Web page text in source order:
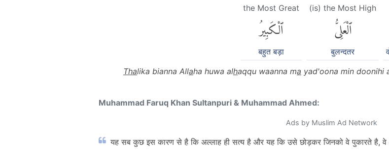
(is) the Most High
ٱلْعَلِىُّ
बुलन्दतर
the Most Great
ٱلْكَبِيرُ
बहुत बड़ा
Thalika bianna Allaha huwa alhaqqu waanna ma yad'oona min doonihi
Muhammad Faruq Khan Sultanpuri & Muhammad Ahmed:
Ads by Muslim Ad Network
यह सब कुछ इस कारण से है कि अल्लाह ही सत्य है और यह कि उसे छोड़कर जिनको वे पुकारते है, वे